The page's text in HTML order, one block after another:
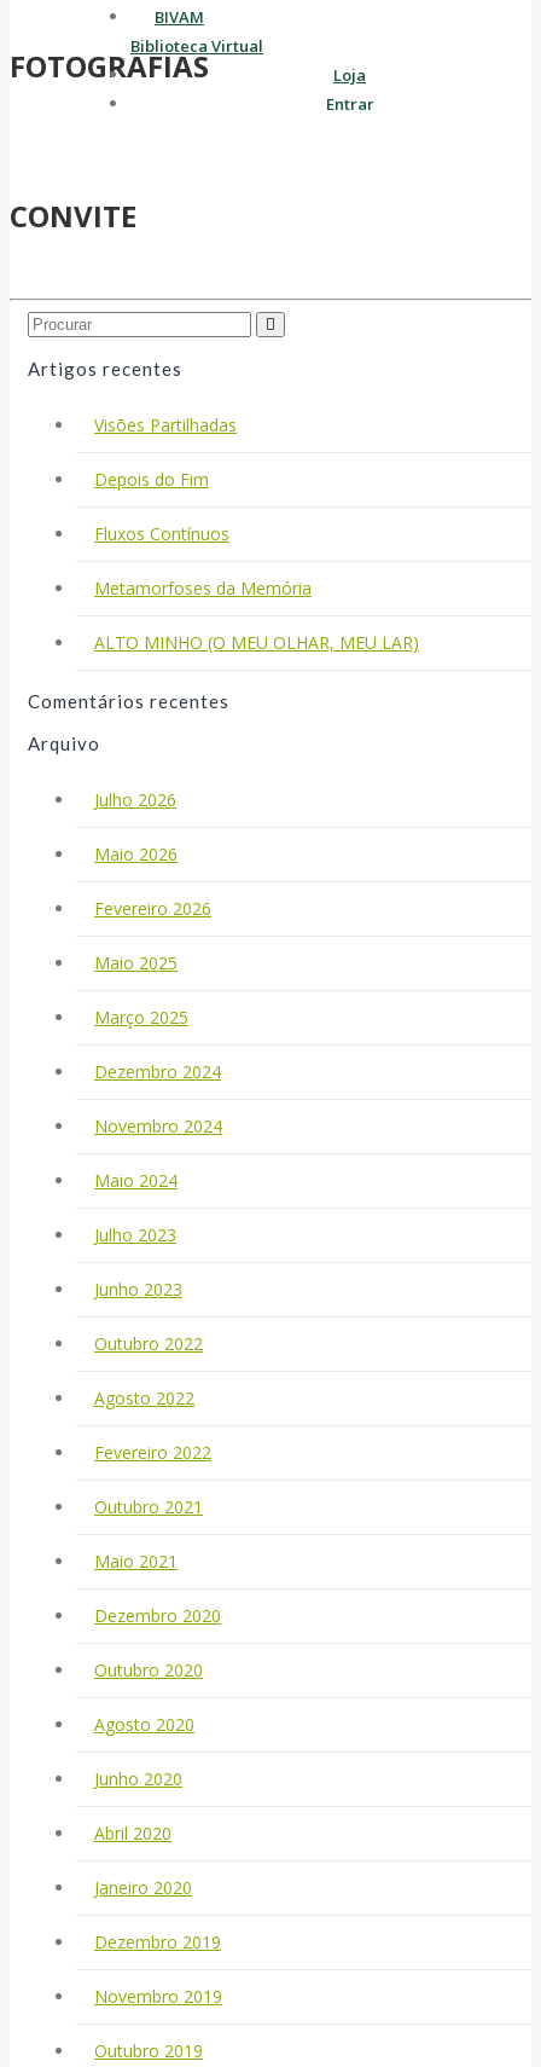
BIVAM
Biblioteca Virtual
Loja
Entrar
FOTOGRAFIAS
CONVITE
Search...
Artigos recentes
Visões Partilhadas
Depois do Fim
Fluxos Contínuos
Metamorfoses da Memória
ALTO MINHO (O MEU OLHAR, MEU LAR)
Comentários recentes
Arquivo
Julho 2026
Maio 2026
Fevereiro 2026
Maio 2025
Março 2025
Dezembro 2024
Novembro 2024
Maio 2024
Julho 2023
Junho 2023
Outubro 2022
Agosto 2022
Fevereiro 2022
Outubro 2021
Maio 2021
Dezembro 2020
Outubro 2020
Agosto 2020
Junho 2020
Abril 2020
Janeiro 2020
Dezembro 2019
Novembro 2019
Outubro 2019